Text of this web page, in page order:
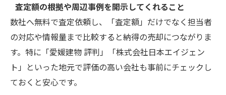
査定額の根拠や周辺事例を開示してくれること
数社へ無料で査定依頼し、「査定額」だけでなく担当者
の対応や情報量まで比較すると納得の売却につながりま
す。特に「愛媛建物 評判」「株式会社日本エイジェン
ト」といった地元で評価の高い会社も事前にチェックし
ておくと安心です。